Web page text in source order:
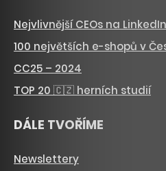
Nejvlivnější CEOs na
100 největších e-shopů v
CC25 – 2024
TOP 20 🇨🇿 herních studií
DÁLE TVOŘÍME
Newslettery